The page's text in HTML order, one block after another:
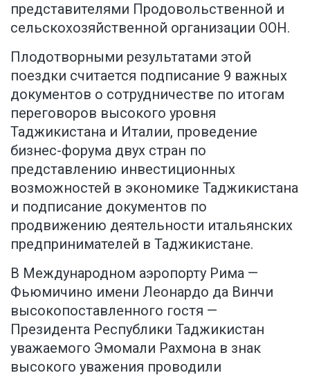
представителями Продовольственной и
сельскохозяйственной организации ООН.
Плодотворными результатами этой
поездки считается подписание 9 важных
документов о сотрудничестве по итогам
переговоров высокого уровня
Таджикистана и Италии, проведение
бизнес-форума двух стран по
представлению инвестиционных
возможностей в экономике Таджикистана
и подписание документов по
продвижению деятельности итальянских
предпринимателей в Таджикистане.
В Международном аэропорту Рима —
Фьюмичино имени Леонардо да Винчи
высокопоставленного гостя —
Президента Республики Таджикистан
уважаемого Эмомали Рахмона в знак
высокого уважения проводили